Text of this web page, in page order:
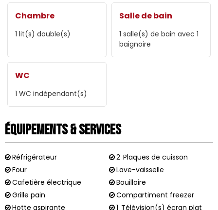
Chambre
1 lit(s) double(s)
Salle de bain
1 salle(s) de bain avec 1
baignoire
WC
1 WC indépendant(s)
Équipements & Services
Réfrigérateur 2 Plaques de cuisson
Four
Lave-vaisselle
Cafetière électrique
Bouilloire
Grille pain
Compartiment freezer
Hotte aspirante
1 Télévision(s) écran plat